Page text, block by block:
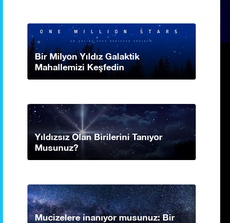
Bir Milyon Yıldız Galaktik
Mahallemizi Keşfedin
Yıldızsız Olan Birilerini Tanıyor
Musunuz?
Mucizelere inanıyor musunuz: Bir